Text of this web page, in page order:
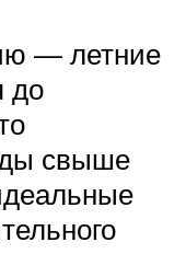
— летние
до
свыше